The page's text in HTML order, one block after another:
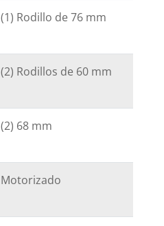
(1) Rodillo de 76 mm
(2) Rodillos de 60 mm
(2) 68 mm
Motorizado